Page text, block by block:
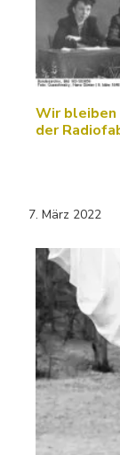
Wir bleiben
der
7. März 2022